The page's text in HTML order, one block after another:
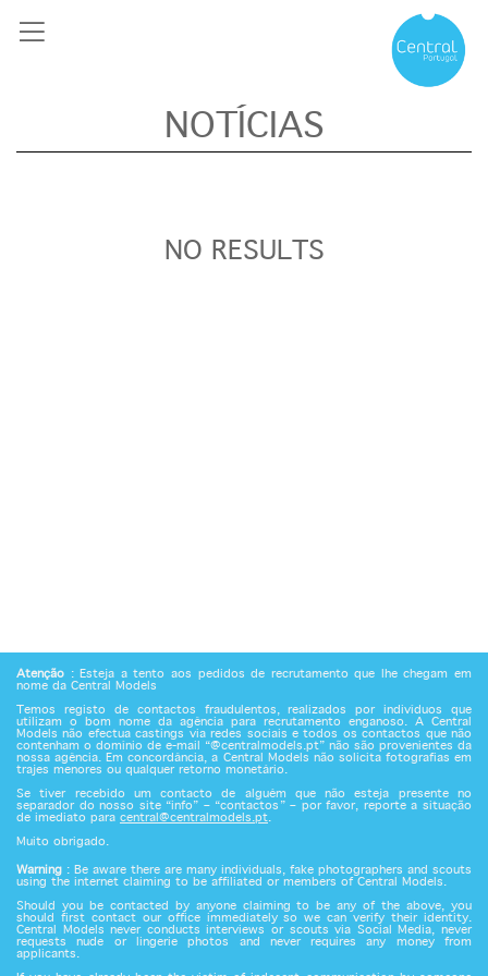
NOTÍCIAS
NO RESULTS
Atenção : Esteja a tento aos pedidos de recrutamento que lhe chegam em
nome da Central Models
Temos registo de contactos fraudulentos, realizados por indivíduos que
utilizam o bom nome da agência para recrutamento enganoso. A Central
Models não efectua castings via redes sociais e todos os contactos que não
contenham o domínio de e-mail “@centralmodels.pt” não são provenientes da
nossa agência. Em concordância, a Central Models não solicita fotografias em
trajes menores ou qualquer retorno monetário.
Se tiver recebido um contacto de alguém que não esteja presente no
separador do nosso site “info” – “contactos” – por favor, reporte a situação
de imediato para central@centralmodels.pt.
Muito obrigado.
Warning : Be aware there are many individuals, fake photographers and scouts
using the internet claiming to be affiliated or members of Central Models.
Should you be contacted by anyone claiming to be any of the above, you
should first contact our office immediately so we can verify their identity.
Central Models never conducts interviews or scouts via Social Media, never
requests nude or lingerie photos and never requires any money from
applicants.